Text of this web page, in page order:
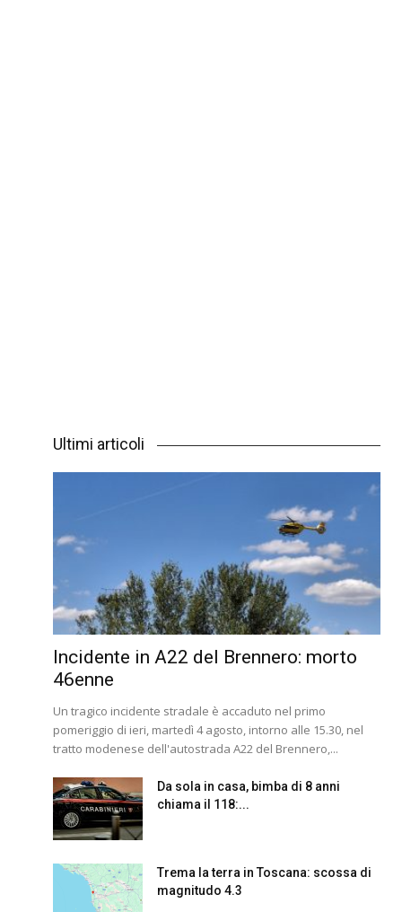
Ultimi articoli
Incidente in A22 del Brennero: morto
46enne
Un tragico incidente stradale è accaduto nel primo
pomeriggio di ieri, martedì 4 agosto, intorno alle 15.30, nel
tratto modenese dell'autostrada A22 del Brennero,...
Da sola in casa, bimba di 8 anni
chiama il 118:...
Trema la terra in Toscana: scossa di
magnitudo 4.3